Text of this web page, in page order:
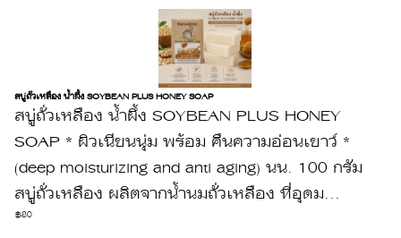
สบู่ถั่วเหลือง น้ำผึ้ง SOYBEAN PLUS HONEY SOAP
สบู่ถั่วเหลือง น้ำผึ้ง SOYBEAN PLUS HONEY
SOAP * ผิวเนียนนุ่ม พร้อม คืนความอ่อนเยาว์ *
(deep moisturizing and anti aging) นน. 100 กรัม
สบู่ถั่วเหลือง ผลิตจากน้ำนมถั่วเหลือง ที่อุดม...
฿80